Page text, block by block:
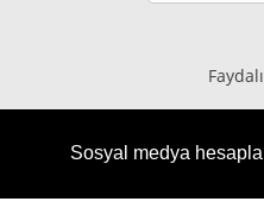
Sosyal medya